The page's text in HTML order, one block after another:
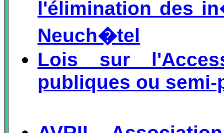
l'élimination des
Neuch�tel
Lois sur
publiques ou